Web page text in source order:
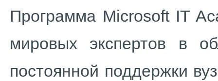
Программа Microsoft IT
мировых экспертов в
постоянной поддержки